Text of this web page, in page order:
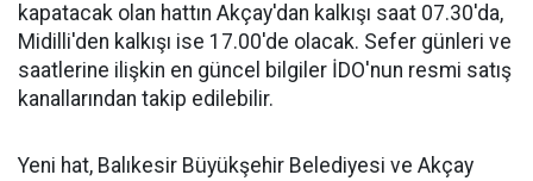
kapatacak olan hattın Akçay'dan kalkışı saat 07.30'da,
Midilli'den kalkışı ise 17.00'de olacak. Sefer günleri ve
saatlerine ilişkin en güncel bilgiler İDO'nun resmi satış
kanallarından takip edilebilir.
Yeni hat, Balıkesir Büyükşehir Belediyesi ve Akçay